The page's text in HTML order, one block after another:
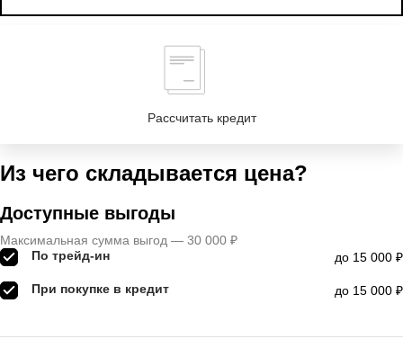
Рассчитать кредит
Из чего складывается цена?
Доступные выгоды
Максимальная сумма выгод — 30 000 ₽
По трейд-ин
до 15 000 ₽
При покупке в кредит до 15 000 ₽